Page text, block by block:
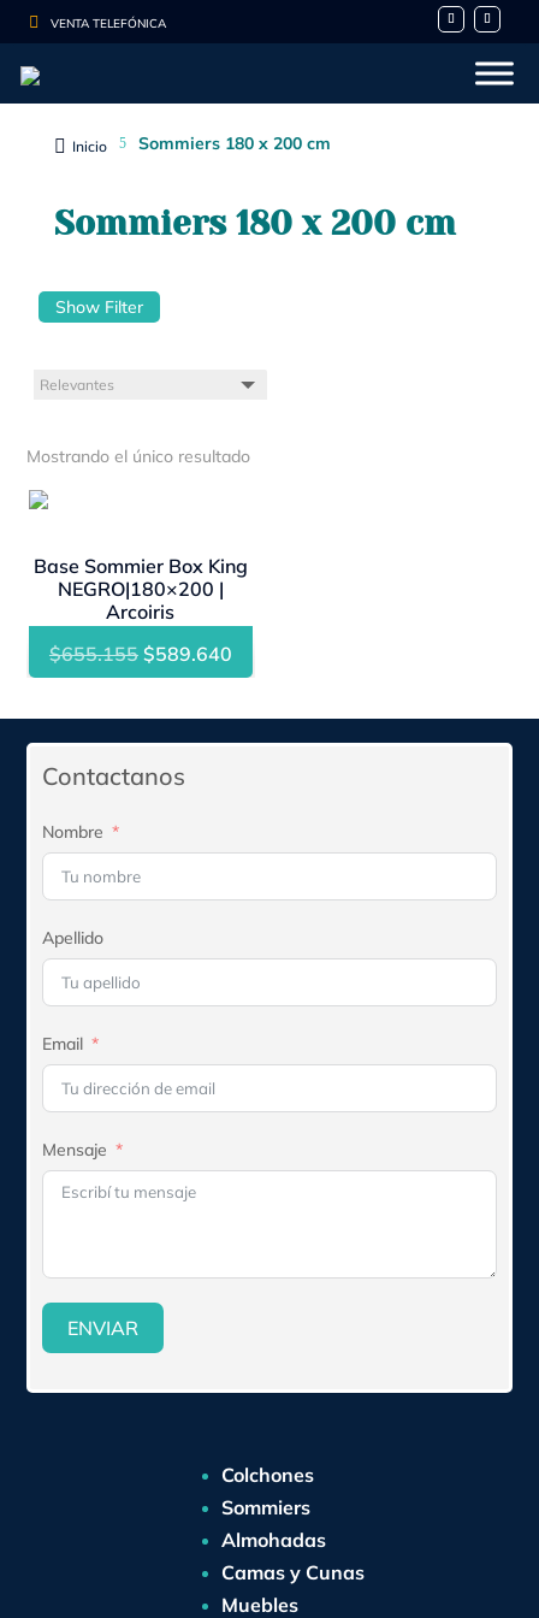
 VENTA TELEFÓNICA
 Inicio 5 Sommiers 180 x 200 cm
Sommiers 180 x 200 cm
Show Filter
Mostrando el único resultado
Base Sommier Box King
NEGRO|180×200 |
Arcoiris
$655.155 El
precio
era:
$655.155.
$589.640El
precio
es:
Colchones
Sommiers
Almohadas
Camas y Cunas
Muebles
Contactanos
Nombre
Apellido
Email
Mensaje
ENVIAR